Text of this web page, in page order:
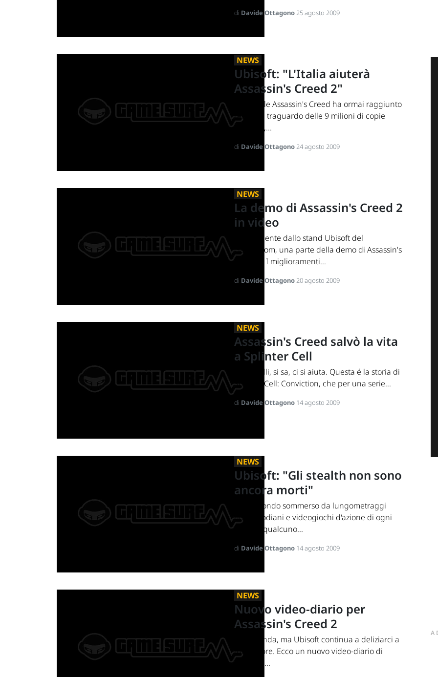
di Davide Ottagono25 agosto 2009
NEWS
Ubisoft: "L'Italia aiuterà
Assassin's Creed 2"
L'originale Assassin's Creed ha ormai raggiunto
l'enorme traguardo delle 9 milioni di copie
vendute,...
di Davide Ottagono24 agosto 2009
NEWS
La demo di Assassin's Creed 2
in video
Direttamente dallo stand Ubisoft del
GamesCom, una parte della demo di Assassin's
Creed 2. I miglioramenti...
di Davide Ottagono20 agosto 2009
NEWS
Assassin's Creed salvò la vita
a Splinter Cell
Tra fratelli, si sa, ci si aiuta. Questa é la storia di
Splinter Cell: Conviction, che per una serie...
di Davide Ottagono 14 agosto 2009
NEWS
Ubisoft: "Gli stealth non sono
ancora morti"
In un mondo sommerso da lungometraggi
hollywoodiani e videogiochi d'azione di ogni
tipo, c'é qualcuno...
di Davide Ottagono 14 agosto 2009
NEWS
Nuovo video-diario per
Assassin's Creed 2
Notte fonda, ma Ubisoft continua a deliziarci a
tutte le ore. Ecco un nuovo video-diario di
sviluppo...